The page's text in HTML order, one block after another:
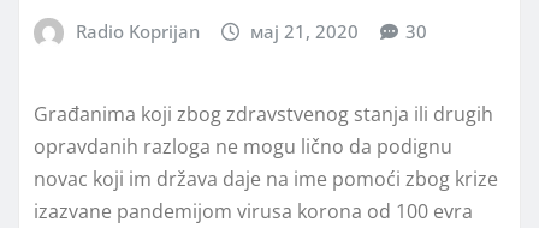
Radio Koprijan мај 21, 2020 30
Građanima koji zbog zdravstvenog stanja ili drugih
opravdanih razloga ne mogu lično da podignu
novac koji im država daje na ime pomoći zbog krize
izazvane pandemijom virusa korona od 100 evra